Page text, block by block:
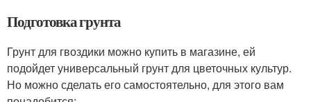
Подготовка грунта
Грунт для гвоздики можно купить в магазине, ей
подойдет универсальный грунт для цветочных культур.
Но можно сделать его самостоятельно, для этого вам